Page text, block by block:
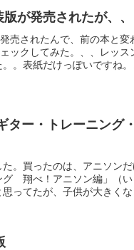
が発売されたが、、
売されたんで、前の本と変
ックしてみた。、、レッス
。表紙だけっぽいですね。
ター・トレーニング
。買ったのは、アニソンだ
グ 翔べ！アニソン編」（い
ってたが、子供が大きくな